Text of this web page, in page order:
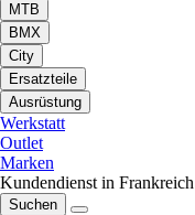
MTB
BMX
City
Ersatzteile
Ausrüstung
Werkstatt
Outlet
Marken
Kundendienst in Frankreich
Suchen